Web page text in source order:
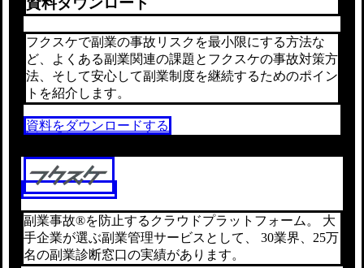
フクスケで副業の事故リスクを最小限にする方法な
ど、よくある副業関連の課題とフクスケの事故対策方
法、そして安心して副業制度を継続するためのポイン
トを紹介します。
資料をダウンロードする
副業事故®を防止するクラウドプラットフォーム。 大
手企業が選ぶ副業管理サービスとして、 30業界、25万
名の副業診断窓口の実績があります。